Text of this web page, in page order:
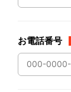
お電話番号